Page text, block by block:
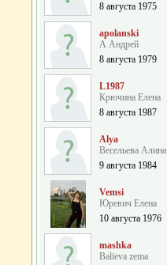
8 августа 1975
apolanski
А Андрей
8 августа 1979
L1987
Крючина Елена
8 августа 1987
Alya
Весельева Алина
9 августа 1984
Vemsi
Юревич Елена
10 августа 1976
mashka
Balieva zema